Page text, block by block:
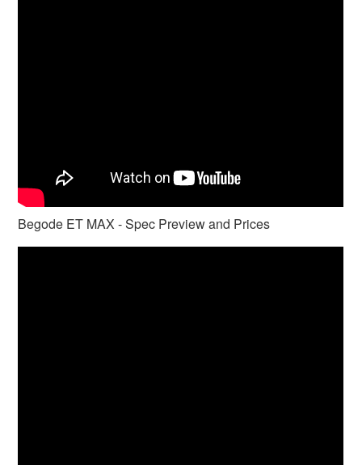
Begode ET MAX - Spec Preview and Prices